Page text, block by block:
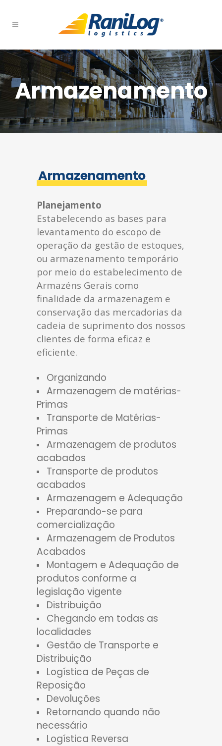
Armazenamento
Armazenamento
Planejamento
Estabelecendo as bases para
levantamento do escopo de
operação da gestão de estoques,
ou armazenamento temporário
por meio do estabelecimento de
Armazéns Gerais como
finalidade da armazenagem e
conservação das mercadorias da
cadeia de suprimento dos nossos
clientes de forma eficaz e
eficiente.
Organizando
Armazenagem de matérias-
Primas
Transporte de Matérias-
Primas
Armazenagem de produtos
acabados
Transporte de produtos
acabados
Armazenagem e Adequação
Preparando-se para
comercialização
Armazenagem de Produtos
Acabados
Montagem e Adequação de
produtos conforme a
legislação vigente
Distribuição
Chegando em todas as
localidades
Gestão de Transporte e
Distribuição
Logística de Peças de
Reposição
Devoluções
Retornando quando não
necessário
Logística Reversa